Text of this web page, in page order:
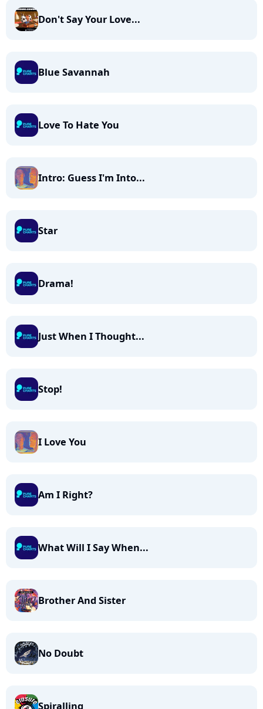
Don't Say Your Love...
Blue Savannah
Love To Hate You
Intro: Guess I'm Into...
Star
Drama!
Just When I Thought...
Stop!
I Love You
Am I Right?
What Will I Say When...
Brother And Sister
No Doubt
Spiralling